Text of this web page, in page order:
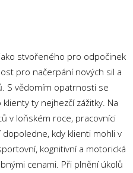
stvořeného pro odpočinek
pro načerpání nových sil a
S vědomím opatrnosti se
ty nejhezčí zážitky. Na
v loňském roce, pracovníci
kdy klienti mohli v
kognitivní a motorická
cenami. Při plnění úkolů